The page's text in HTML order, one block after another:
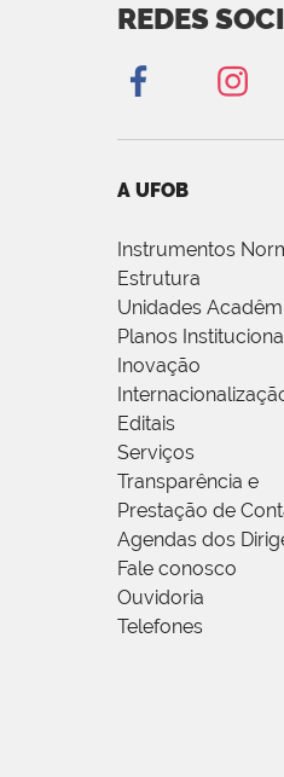
REDES
A UFOB
Instrumentos
Estrutura
Unidades
Planos
Inovação
Editais
Serviços
Transparência e
Prestação de
Agendas dos
Fale conosco
Ouvidoria
Telefones